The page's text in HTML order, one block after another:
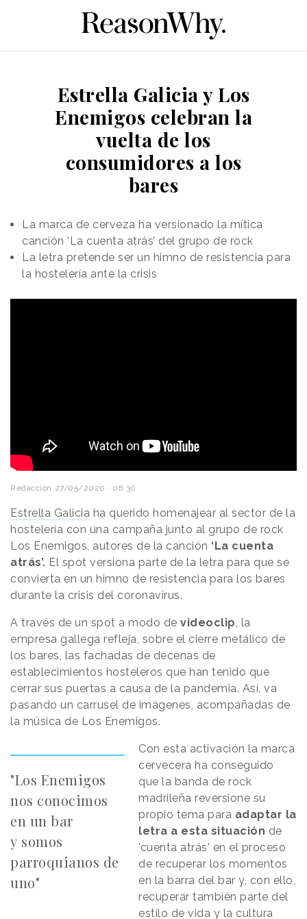
Estrella Galicia y Los
Enemigos celebran la
vuelta de los
consumidores a los
bares
La marca de cerveza ha versionado la mítica
canción ‘La cuenta atrás’ del grupo de rock
La letra pretende ser un himno de resistencia para
la hostelería ante la crisis
Redacción 27/05/2020 · 08:30
Estrella Galicia ha querido homenajear al sector de la
hostelería con una campaña junto al grupo de rock
Los Enemigos, autores de la canción ‘La cuenta
atrás’. El spot versiona parte de la letra para que se
convierta en un himno de resistencia para los bares
durante la crisis del coronavirus.
A través de un spot a modo de videoclip, la
empresa gallega refleja, sobre el cierre metálico de
los bares, las fachadas de decenas de
establecimientos hosteleros que han tenido que
cerrar sus puertas a causa de la pandemia. Así, va
pasando un carrusel de imágenes, acompañadas de
la música de Los Enemigos.
"Los Enemigos
nos conocimos
en un bar
y somos
parroquianos de
uno"
Con esta activación la marca
cervecera ha conseguido
que la banda de rock
madrileña reversione su
propio tema para adaptar la
letra a esta situación de
'cuenta atrás' en el proceso
de recuperar los momentos
en la barra del bar y, con ello,
recuperar también parte del
estilo de vida y la cultura